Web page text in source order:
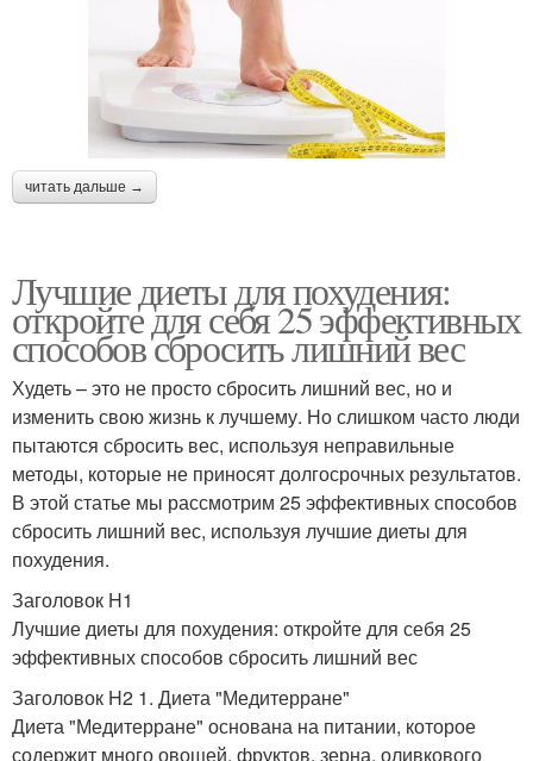
читать дальше →
Лучшие диеты для похудения:
откройте для себя 25 эффективных
способов сбросить лишний вес
Худеть – это не просто сбросить лишний вес, но и
изменить свою жизнь к лучшему. Но слишком часто люди
пытаются сбросить вес, используя неправильные
методы, которые не приносят долгосрочных результатов.
В этой статье мы рассмотрим 25 эффективных способов
сбросить лишний вес, используя лучшие диеты для
похудения.
Заголовок H1
Лучшие диеты для похудения: откройте для себя 25
эффективных способов сбросить лишний вес
Заголовок H2 1. Диета "Медитерране"
Диета "Медитерране" основана на питании, которое
содержит много овощей, фруктов, зерна, оливкового